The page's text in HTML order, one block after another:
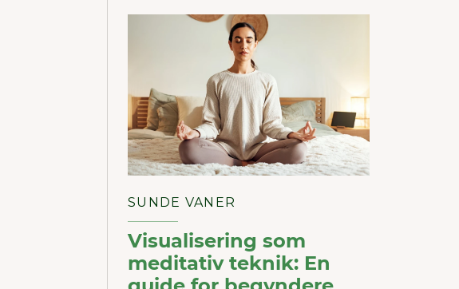
SUNDE VANER
Visualisering som
meditativ teknik: En